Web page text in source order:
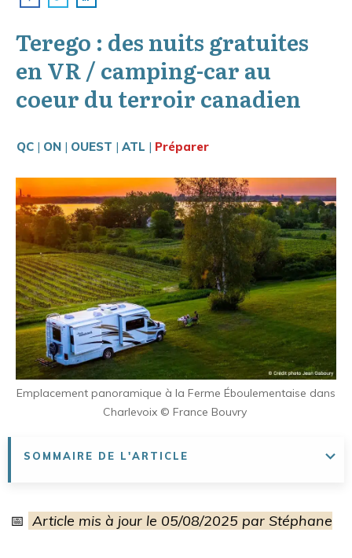
Terego : des nuits gratuites
en VR / camping-car au
coeur du terroir canadien
QC | ON | OUEST | ATL | Préparer
Emplacement panoramique à la Ferme Éboulementaise dans
Charlevoix © France Bouvry
SOMMAIRE DE L'ARTICLE
📅 Article mis à jour le 05/08/2025 par Stéphane